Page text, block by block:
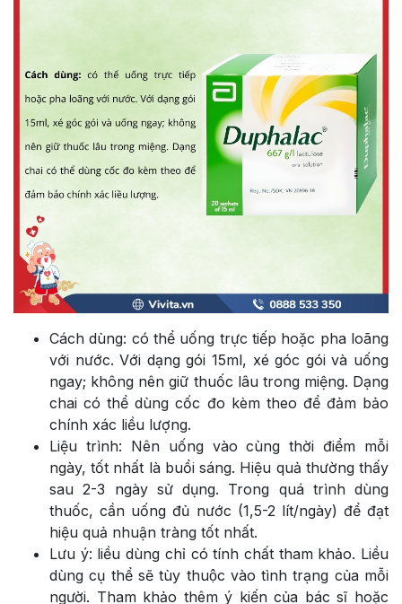
Cách dùng: có thể uống trực tiếp hoặc pha loãng
với nước. Với dạng gói 15ml, xé góc gói và uống
ngay; không nên giữ thuốc lâu trong miệng. Dạng
chai có thể dùng cốc đo kèm theo để đảm bảo
chính xác liều lượng.
Liệu trình: Nên uống vào cùng thời điểm mỗi
ngày, tốt nhất là buổi sáng. Hiệu quả thường thấy
sau 2-3 ngày sử dụng. Trong quá trình dùng
thuốc, cần uống đủ nước (1,5-2 lít/ngày) để đạt
hiệu quả nhuận tràng tốt nhất.
Lưu ý: liều dùng chỉ có tính chất tham khảo. Liều
dùng cụ thể sẽ tùy thuộc vào tình trạng của mỗi
người. Tham khảo thêm ý kiến của bác sĩ hoặc